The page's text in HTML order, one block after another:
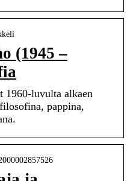
(1945 –
1960-luvulta alkaen
pappina,